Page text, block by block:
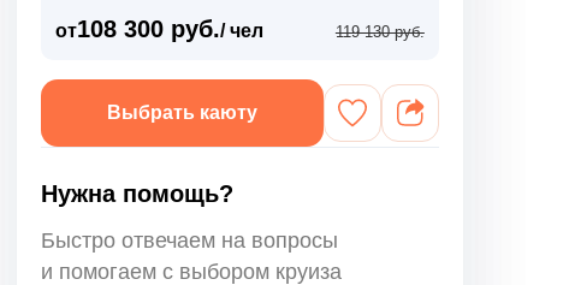
от108 300 руб./ чел 119 130 руб.
Выбрать каюту
Нужна помощь?
Быстро отвечаем на вопросы
и помогаем с выбором круиза